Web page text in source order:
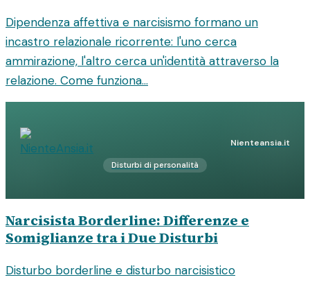
Dipendenza affettiva e narcisismo formano un
incastro relazionale ricorrente: l'uno cerca
ammirazione, l'altro cerca un'identità attraverso la
relazione. Come funziona...
Nienteansia.it
Disturbi di personalità
Narcisista Borderline: Differenze e
Somiglianze tra i Due Disturbi
Disturbo borderline e disturbo narcisistico